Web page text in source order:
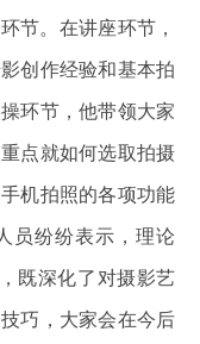
节。在讲座环节，
创作经验和基本拍
环节，他带领大家
点就如何选取拍摄
机拍照的各项功能
员纷纷表示，理论
既深化了对摄影艺
巧，大家会在今后